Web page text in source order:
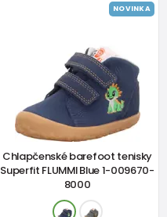
NOVINKA
Chlapčenské barefoot tenisky
Superfit FLUMMI Blue 1-009670-
8000